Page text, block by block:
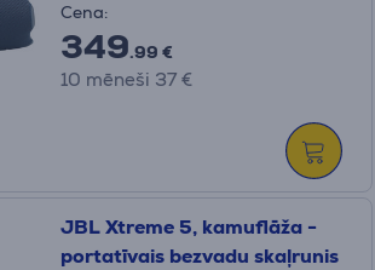
Cena:
349.99 €
10 mēneši 37 €
JBL Xtreme 5, kamuflāža -
portatīvais bezvadu skaļrunis